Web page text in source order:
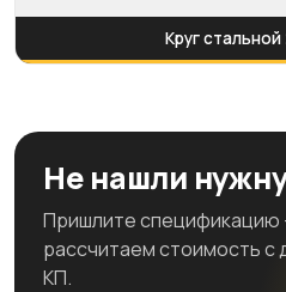
Круг
Не нашли
Пришлите
рассчитаем стоимость с
КП.